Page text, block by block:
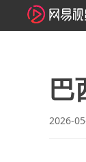
巴
2026-